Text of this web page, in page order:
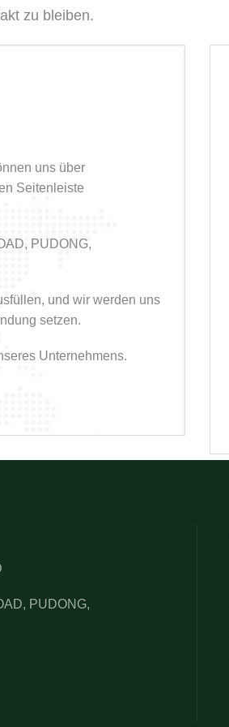
zu bleiben.
uns über
Seitenleiste
PUDONG,
und wir werden uns
setzen.
Unternehmens.
PUDONG,